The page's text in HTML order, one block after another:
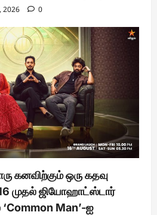
2026 0
கனவிற்கும் ஒரு கதவு
முதல் ஜியோஹாட்ஸ்டார்
‘Common Man’-ஐ